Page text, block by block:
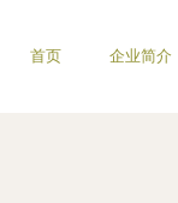
首页 企业简介